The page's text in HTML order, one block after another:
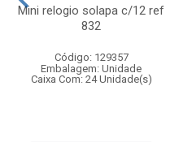
Mini relogio solapa c/12 ref
832
Código: 129357
Embalagem: Unidade
Caixa Com: 24 Unidade(s)